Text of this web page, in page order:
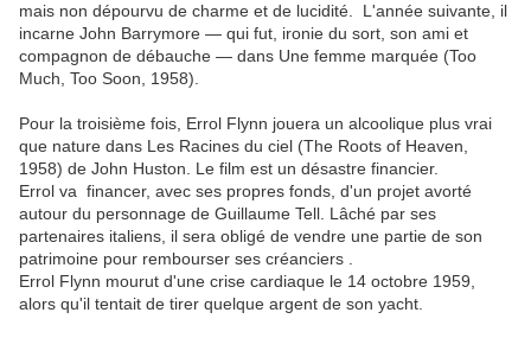
mais non dépourvu de charme et de lucidité. L'année suivante, il
incarne John Barrymore — qui fut, ironie du sort, son ami et
compagnon de débauche — dans Une femme marquée (Too
Much, Too Soon, 1958).
Pour la troisième fois, Errol Flynn jouera un alcoolique plus vrai
que nature dans Les Racines du ciel (The Roots of Heaven,
1958) de John Huston. Le film est un désastre financier.
Errol va financer, avec ses propres fonds, d'un projet avorté
autour du personnage de Guillaume Tell. Lâché par ses
partenaires italiens, il sera obligé de vendre une partie de son
patrimoine pour rembourser ses créanciers .
Errol Flynn mourut d'une crise cardiaque le 14 octobre 1959,
alors qu'il tentait de tirer quelque argent de son yacht.